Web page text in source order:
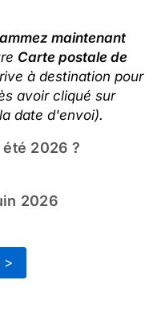
maintenant
Carte postale de
à destination pour
avoir cliqué sur
date d'envoi).
2026 ?
2026
>